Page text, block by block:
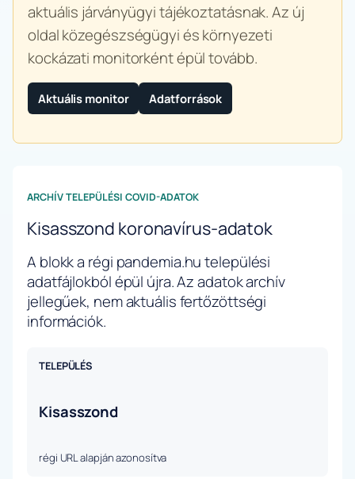
aktuális járványügyi tájékoztatásnak. Az új
oldal közegészségügyi és környezeti
kockázati monitorként épül tovább.
Aktuális monitor Adatforrások
ARCHÍV TELEPÜLÉSI COVID-ADATOK
Kisasszond koronavírus-adatok
A blokk a régi pandemia.hu települési
adatfájlokból épül újra. Az adatok archív
jellegűek, nem aktuális fertőzöttségi
információk.
TELEPÜLÉS
Kisasszond
régi URL alapján azonosítva